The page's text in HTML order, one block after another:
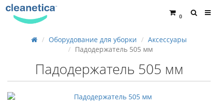
0
Оборудование для уборки
Аксессуары
Падодержатель 505 мм
Падодержатель 505 мм